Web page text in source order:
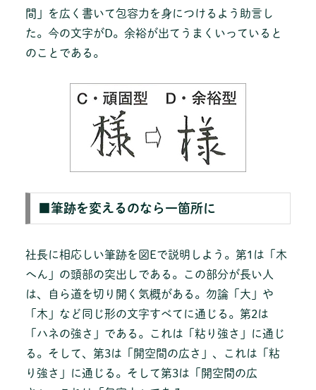
間」を広く書いて包容力を身につけるよう助言し
た。今の文字がD。余裕が出てうまくいっていると
のことである。
■筆跡を変えるのなら一箇所に
社長に相応しい筆跡を図Eで説明しよう。第1は「木
へん」の頭部の突出しである。この部分が長い人
は、自ら道を切り開く気概がある。勿論「大」や
「木」など同じ形の文字すべてに通じる。第2は
「ハネの強さ」である。これは「粘り強さ」に通じ
る。そして、第3は「開空間の広さ」、これは「粘
り強さ」に通じる。そして第3は「開空間の広